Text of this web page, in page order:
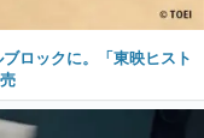
ロックに。「東映ヒスト